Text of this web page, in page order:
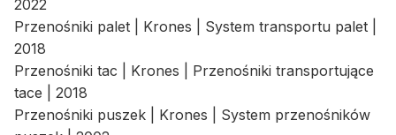
2022
Przenośniki palet | Krones | System transportu palet |
2018
Przenośniki tac | Krones | Przenośniki transportujące
tace | 2018
Przenośniki puszek | Krones | System przenośników